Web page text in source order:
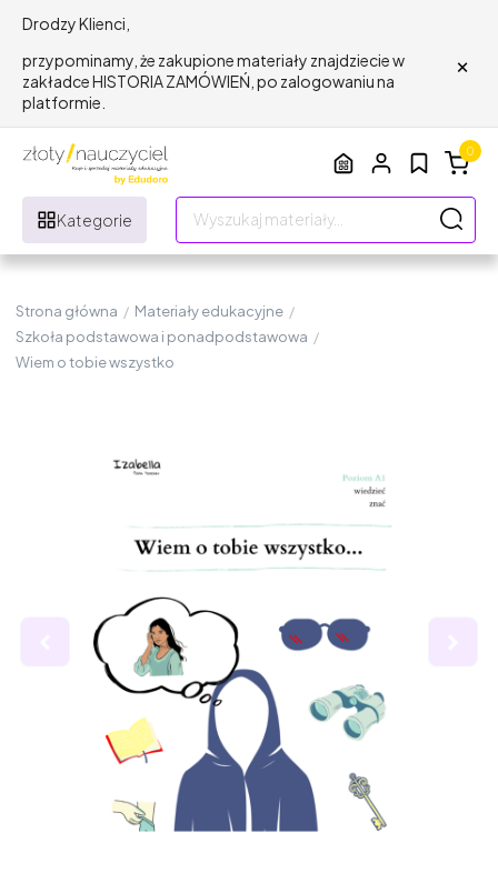
Drodzy Klienci,
przypominamy, że zakupione materiały znajdziecie w
zakładce HISTORIA ZAMÓWIEŃ, po zalogowaniu na
platformie.
×
Kategorie
0
Strona główna / Materiały edukacyjne /
Szkoła podstawowa i ponadpodstawowa /
Wiem o tobie wszystko